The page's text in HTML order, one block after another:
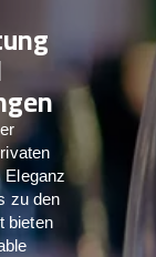
Eleganz
zu den
bieten